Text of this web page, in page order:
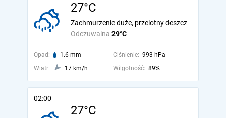
27°C
Odczuwalna 29°C
Zachmurzenie duże, przelotny deszcz
Opad: 1.6 mm Ciśnienie: 993 hPa
Wiatr:
17 km/h Wilgotność: 89%
02:00
27°C